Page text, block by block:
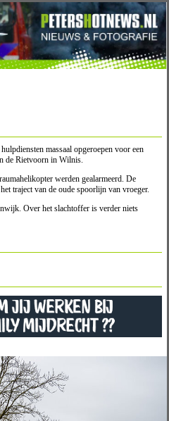
massaal opgeroepen voor een
de Rietvoorn in Wilnis.
werden gealarmeerd. De
traject van de oude spoorlijn van vroeger.
Over het slachtoffer is verder niets